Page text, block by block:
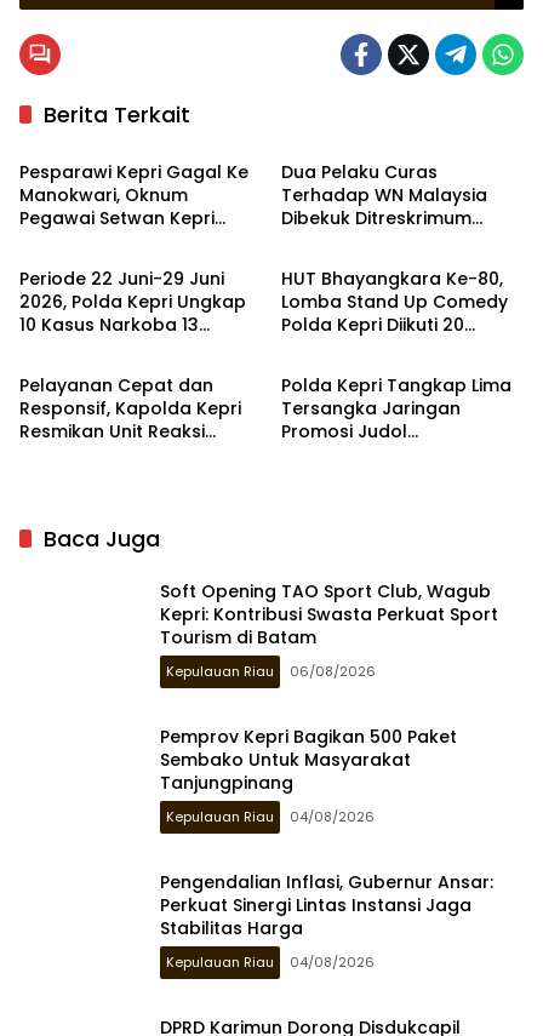
Berita Terkait
Hukrim
Pesparawi Kepri Gagal Ke
Manokwari, Oknum
Pegawai Setwan Kepri
Dua Pelaku Curas
Terhadap WN Malaysia
Dibekuk Ditreskrimum
Hukrim
Periode 22 Juni-29 Juni
2026, Polda Kepri Ungkap
10 Kasus Narkoba 13
Kepulauan Riau
HUT Bhayangkara Ke-80,
Lomba Stand Up Comedy
Polda Kepri Diikuti 20
Kepulauan Riau
Pelayanan Cepat dan
Responsif, Kapolda Kepri
Resmikan Unit Reaksi
Hukrim
Polda Kepri Tangkap Lima
Tersangka Jaringan
Promosi Judol
Baca Juga
Soft Opening TAO Sport Club, Wagub
Kepri: Kontribusi Swasta Perkuat Sport
Tourism di Batam
Kepulauan Riau 06/08/2026
Pemprov Kepri Bagikan 500 Paket
Sembako Untuk Masyarakat
Tanjungpinang
Kepulauan Riau 04/08/2026
Pengendalian Inflasi, Gubernur Ansar:
Perkuat Sinergi Lintas Instansi Jaga
Stabilitas Harga
Kepulauan Riau 04/08/2026
DPRD Karimun Dorong Disdukcapil